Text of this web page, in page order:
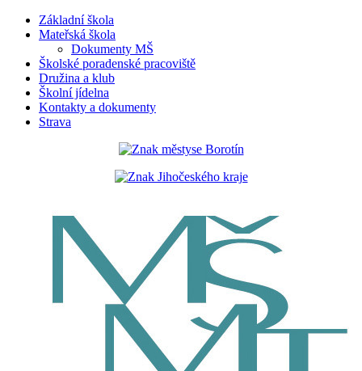
Základní škola
Mateřská škola
Dokumenty MŠ
Školské poradenské pracoviště
Družina a klub
Školní jídelna
Kontakty a dokumenty
Strava